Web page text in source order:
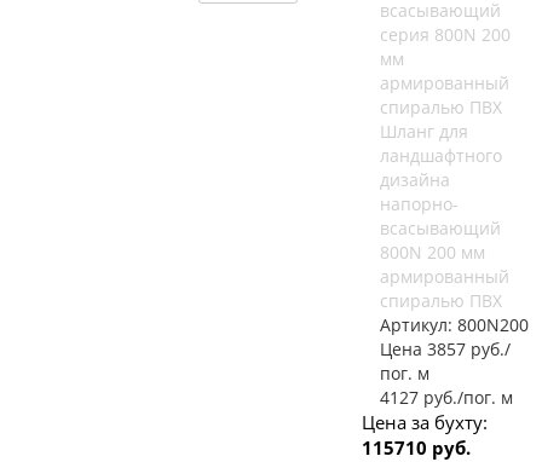
Шланг для
ландшафтного
дизайна
напорно-
всасывающий
800N 200 мм
армированный
спиралью ПВХ
Артикул: 800N200
Цена 3857 руб./
пог. м
4127 руб./пог. м
Цена за бухту:
115710 руб.